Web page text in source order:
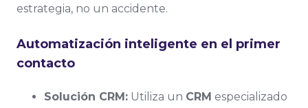
estrategia, no un accidente.
Automatización inteligente en el primer
contacto
Solución CRM: Utiliza un CRM especializado